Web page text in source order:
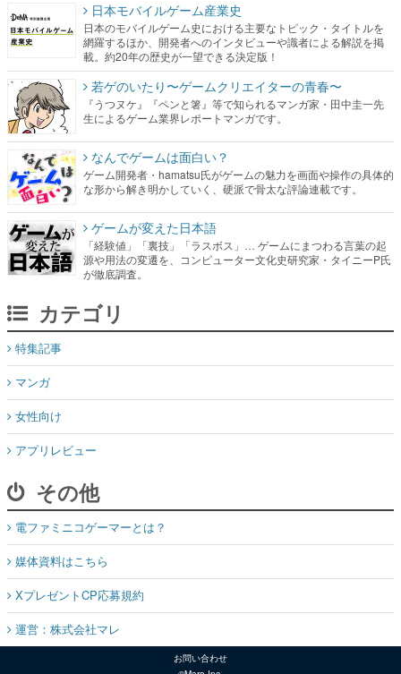
日本モバイルゲーム産業史
日本のモバイルゲーム史における主要なトピック・タイトルを
網羅するほか、開発者へのインタビューや識者による解説を掲
載。約20年の歴史が一望できる決定版！
若ゲのいたり〜ゲームクリエイターの青春〜
『うつヌケ』『ペンと箸』等で知られるマンガ家・田中圭一先
生によるゲーム業界レポートマンガです。
なんでゲームは面白い？
ゲーム開発者・hamatsu氏がゲームの魅力を画面や操作の具体的
な形から解き明かしていく、硬派で骨太な評論連載です。
ゲームが変えた日本語
「経験値」「裏技」「ラスボス」… ゲームにまつわる言葉の起
源や用法の変遷を、コンピューター文化史研究家・タイニーP氏
が徹底調査。
カテゴリ
特集記事
マンガ
女性向け
アプリレビュー
その他
電ファミニコゲーマーとは？
媒体資料はこちら
XプレゼントCP応募規約
運営：株式会社マレ
お問い合わせ